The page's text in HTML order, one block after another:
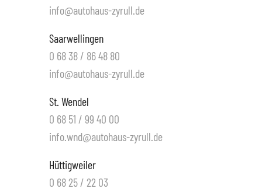
info@autohaus-zyrull.de
Saarwellingen
0 68 38 / 86 48 80
info@autohaus-zyrull.de
St. Wendel
0 68 51 / 99 40 00
info.wnd@autohaus-zyrull.de
Hüttigweiler
0 68 25 / 22 03